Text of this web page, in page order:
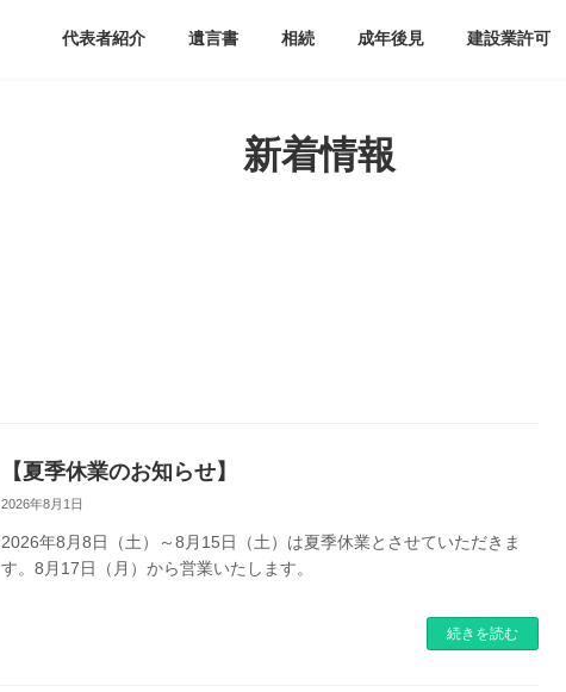
代表者紹介 遺言書 相続 成年後見 建設業許可
新着情報
【夏季休業のお知らせ】
2026年8月1日
2026年8月8日（土）～8月15日（土）は夏季休業とさせていただきま
す。8月17日（月）から営業いたします。
続きを読む